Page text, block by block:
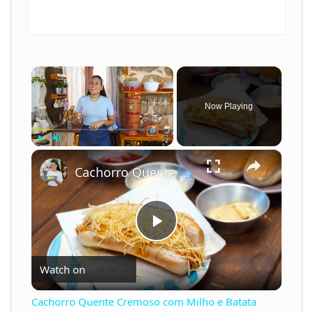
×
Now Playing
×
P
l
Cachorro Quente Cremoso com Milho e Batata Palha
Watch on
Cachorro Quente Cremoso com Milho e Batata